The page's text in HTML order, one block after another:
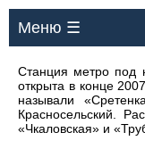
Меню ☰
Станция метро под
открыта в конце
называли
Красносельский.
«Чкаловская» и